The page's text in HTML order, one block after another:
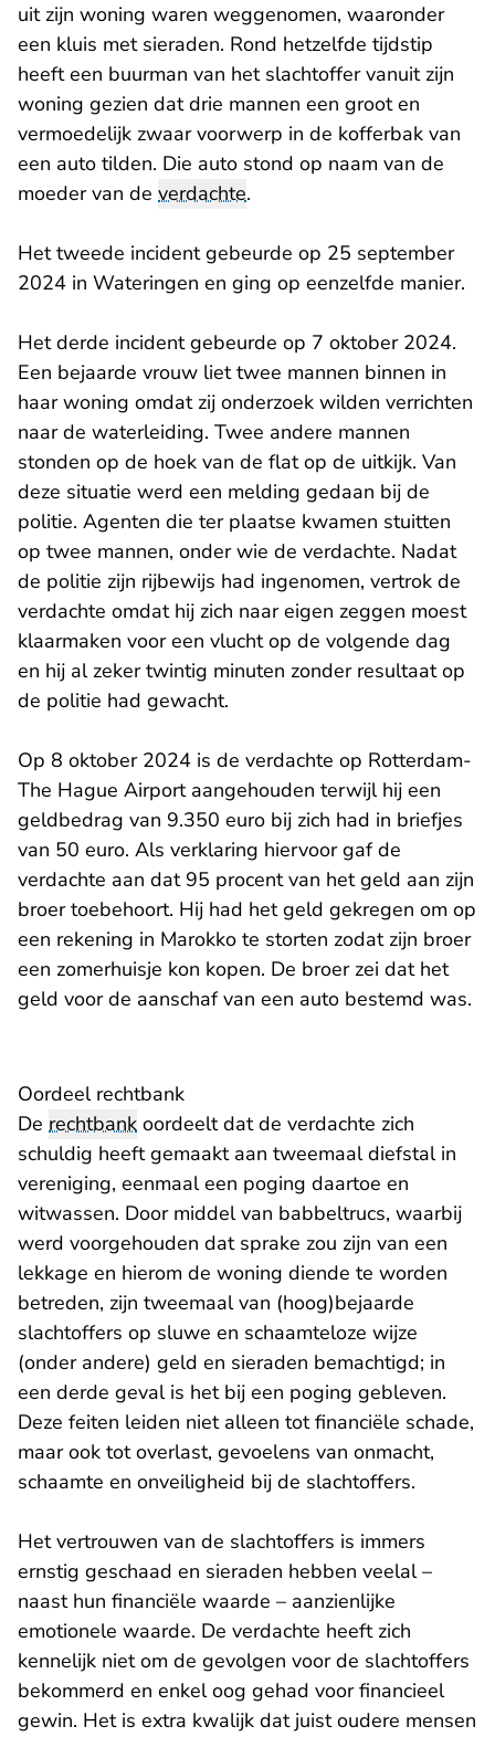
uit zijn woning waren weggenomen, waaronder
een kluis met sieraden. Rond hetzelfde tijdstip
heeft een buurman van het slachtoffer vanuit zijn
woning gezien dat drie mannen een groot en
vermoedelijk zwaar voorwerp in de kofferbak van
een auto tilden. Die auto stond op naam van de
moeder van de verdachte.
Het tweede incident gebeurde op 25 september
2024 in Wateringen en ging op eenzelfde manier.
Het derde incident gebeurde op 7 oktober 2024.
Een bejaarde vrouw liet twee mannen binnen in
haar woning omdat zij onderzoek wilden verrichten
naar de waterleiding. Twee andere mannen
stonden op de hoek van de flat op de uitkijk. Van
deze situatie werd een melding gedaan bij de
politie. Agenten die ter plaatse kwamen stuitten
op twee mannen, onder wie de verdachte. Nadat
de politie zijn rijbewijs had ingenomen, vertrok de
verdachte omdat hij zich naar eigen zeggen moest
klaarmaken voor een vlucht op de volgende dag
en hij al zeker twintig minuten zonder resultaat op
de politie had gewacht.
Op 8 oktober 2024 is de verdachte op Rotterdam-
The Hague Airport aangehouden terwijl hij een
geldbedrag van 9.350 euro bij zich had in briefjes
van 50 euro. Als verklaring hiervoor gaf de
verdachte aan dat 95 procent van het geld aan zijn
broer toebehoort. Hij had het geld gekregen om op
een rekening in Marokko te storten zodat zijn broer
een zomerhuisje kon kopen. De broer zei dat het
geld voor de aanschaf van een auto bestemd was.
Oordeel rechtbank
De rechtbank oordeelt dat de verdachte zich
schuldig heeft gemaakt aan tweemaal diefstal in
vereniging, eenmaal een poging daartoe en
witwassen. Door middel van babbeltrucs, waarbij
werd voorgehouden dat sprake zou zijn van een
lekkage en hierom de woning diende te worden
betreden, zijn tweemaal van (hoog)bejaarde
slachtoffers op sluwe en schaamteloze wijze
(onder andere) geld en sieraden bemachtigd; in
een derde geval is het bij een poging gebleven.
Deze feiten leiden niet alleen tot financiële schade,
maar ook tot overlast, gevoelens van onmacht,
schaamte en onveiligheid bij de slachtoffers.
Het vertrouwen van de slachtoffers is immers
ernstig geschaad en sieraden hebben veelal –
naast hun financiële waarde – aanzienlijke
emotionele waarde. De verdachte heeft zich
kennelijk niet om de gevolgen voor de slachtoffers
bekommerd en enkel oog gehad voor financieel
gewin. Het is extra kwalijk dat juist oudere mensen